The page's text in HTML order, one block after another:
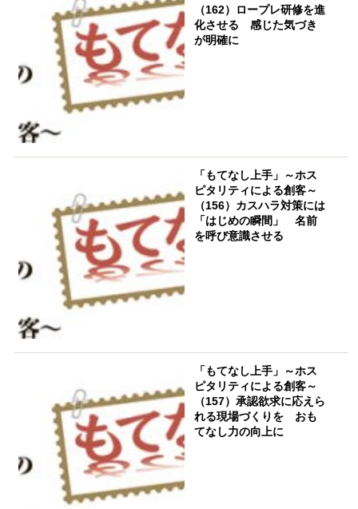
（162）ロープレ研修を進
化させる 感じた気づき
が明確に
「もてなし上手」～ホス
ピタリティによる創客～
（156）カスハラ対策には
「はじめの瞬間」 名前
を呼び意識させる
「もてなし上手」～ホス
ピタリティによる創客～
（157）承認欲求に応えら
れる現場づくりを おも
てなし力の向上に